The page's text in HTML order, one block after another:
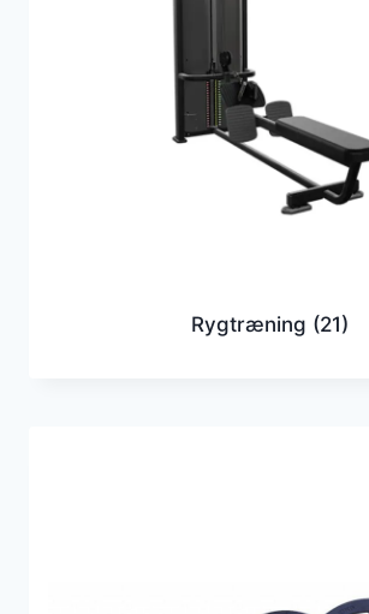
Rygtræning (21)